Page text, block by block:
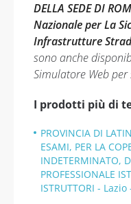
DELLA SEDE DI
Nazionale per La
Infrastrutture
sono anche
Simulatore Web
I prodotti più di
PROVINCIA DI
ESAMI, PER LA
INDETERMINATO,
PROFESSIONALE
ISTRUTTORI -